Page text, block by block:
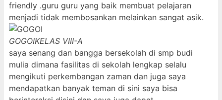
friendly .guru guru yang baik membuat pelajaran
menjadi tidak membosankan melainkan sangat asik.
GOGOIKELAS VIII-A
saya senang dan bangga bersekolah di smp budi
mulia dimana fasilitas di sekolah lengkap selalu
mengikuti perkembangan zaman dan juga saya
mendapatkan banyak teman di sini saya bisa